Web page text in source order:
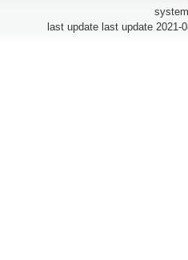
last update last update 2021-